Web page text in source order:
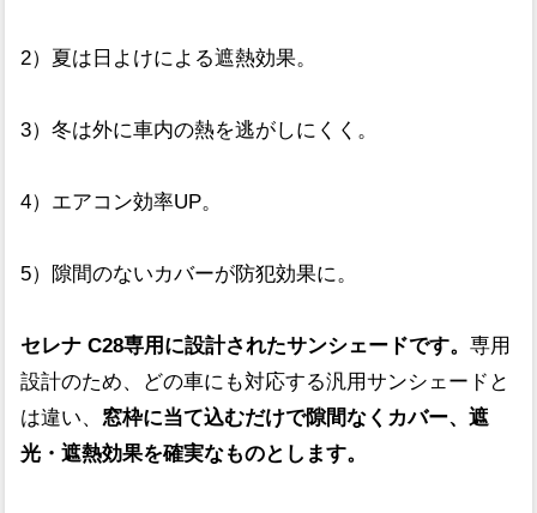
2）夏は日よけによる遮熱効果。
3）冬は外に車内の熱を逃がしにくく。
4）エアコン効率UP。
5）隙間のないカバーが防犯効果に。
セレナ C28専用に設計されたサンシェードです。専用
設計のため、どの車にも対応する汎用サンシェードと
は違い、 窓枠に当て込むだけで隙間なくカバー、遮
光・遮熱効果を確実なものとします。